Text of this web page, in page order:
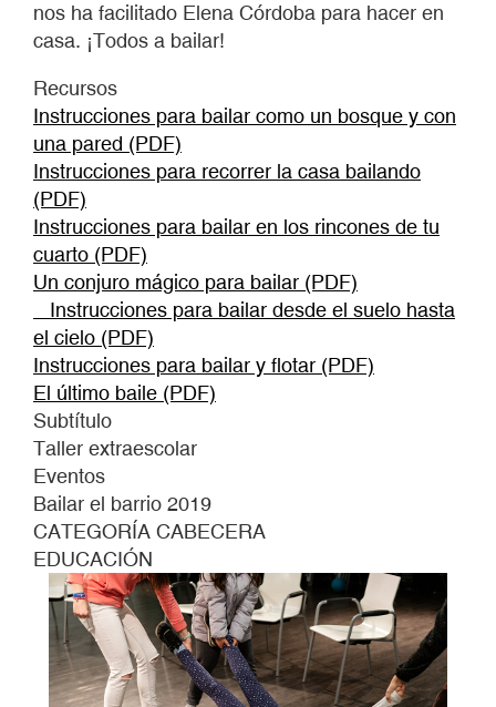
nos ha facilitado Elena Córdoba para hacer en
casa. ¡Todos a bailar!
Recursos
Instrucciones para bailar como un bosque y con
una pared (PDF)
Instrucciones para recorrer la casa bailando
(PDF)
Instrucciones para bailar en los rincones de tu
cuarto (PDF)
Un conjuro mágico para bailar (PDF)
_ Instrucciones para bailar desde el suelo hasta
el cielo (PDF)
Instrucciones para bailar y flotar (PDF)
El último baile (PDF)
Subtítulo
Taller extraescolar
Eventos
Bailar el barrio 2019
CATEGORÍA CABECERA
EDUCACIÓN